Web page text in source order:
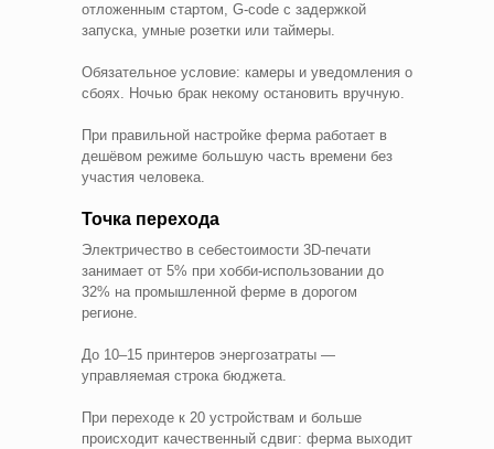
отложенным стартом, G-code с задержкой
запуска, умные розетки или таймеры.
Обязательное условие: камеры и уведомления о
сбоях. Ночью брак некому остановить вручную.
При правильной настройке ферма работает в
дешёвом режиме большую часть времени без
участия человека.
Точка перехода
Электричество в себестоимости 3D-печати
занимает от 5% при хобби-использовании до
32% на промышленной ферме в дорогом
регионе.
До 10–15 принтеров энергозатраты —
управляемая строка бюджета.
При переходе к 20 устройствам и больше
происходит качественный сдвиг: ферма выходит